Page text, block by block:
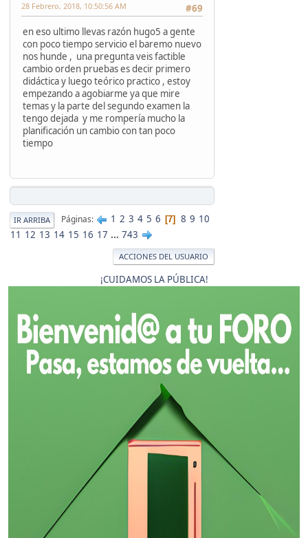
#69
28 Febrero, 2018, 10:50:56 AM
en eso ultimo llevas razón hugo5 a gente
con poco tiempo servicio el baremo nuevo
nos hunde , una pregunta veis factible
cambio orden pruebas es decir primero
didáctica y luego teórico practico , estoy
empezando a agobiarme ya que mire
temas y la parte del segundo examen la
tengo dejada y me rompería mucho la
planificación un cambio con tan poco
tiempo
IR ARRIBA Páginas 1 2 3 4 5 6 7 8 9 10
11 12 13 14 15 16 17 ... 743
ACCIONES DEL USUARIO
¡CUIDAMOS LA PÚBLICA!